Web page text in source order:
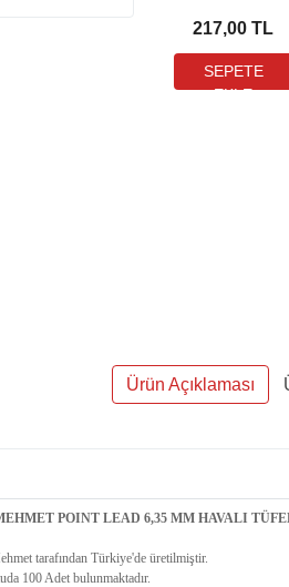
mm Havalı
Tüfek
(44 Grain - 110
217,00 TL
Ürün Açıklaması
POINT LEAD 6,35 MM HAVALI
tarafından Türkiye'de üretilmiştir.
100 Adet bulunmaktadır.